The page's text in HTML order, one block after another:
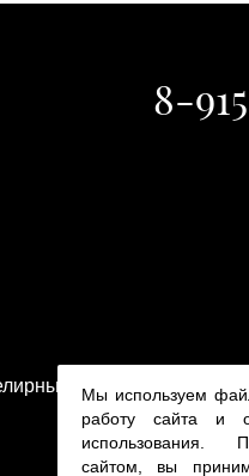
8-
изделия в
Мы используем
работу сайта и
использования.
сайтом, вы